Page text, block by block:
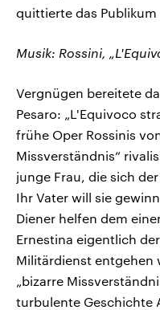
quittierte das
Musik: Rossini,
Vergnügen bereitete
Pesaro: „L'Equivoco
frühe Oper Rossinis
Missverständnis“
junge Frau, die sich
Ihr Vater will sie
Diener helfen dem
Ernestina eigentlich
Militärdienst entgehen
„bizarre
turbulente Geschichte